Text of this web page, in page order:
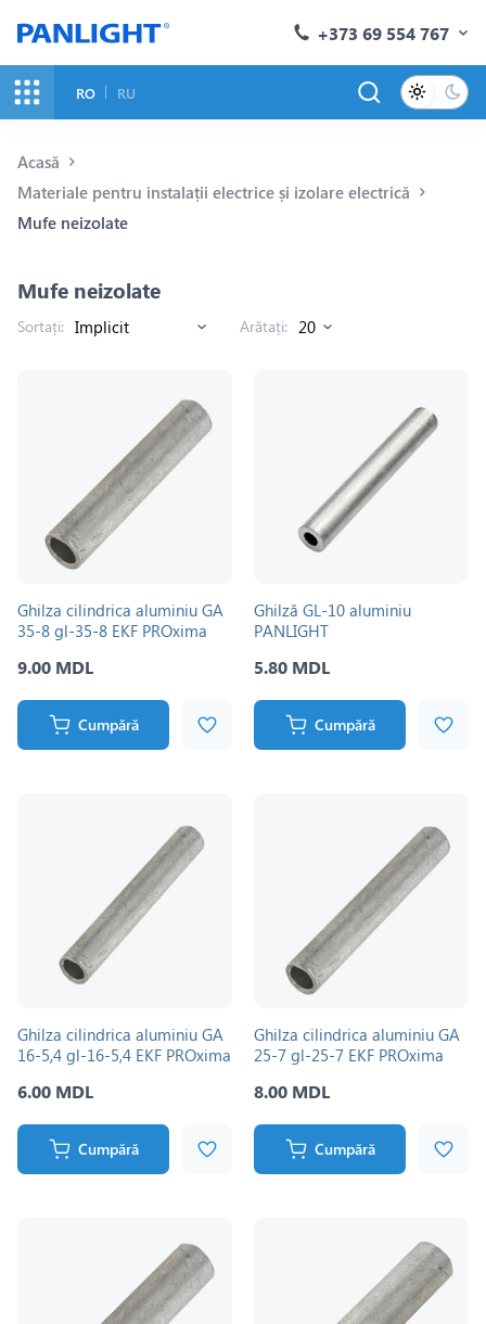
+373 69 554 767
RO RU
Acasă
Materiale pentru instalații electrice și izolare electrică
Mufe neizolate
Mufe neizolate
Sortați: Arătați:
Ghilza cilindrica aluminiu GA
35-8 gl-35-8 EKF PROxima
9.00 MDL
Cumpără
Ghilză GL-10 aluminiu
PANLIGHT
5.80 MDL
Cumpără
Ghilza cilindrica aluminiu GA
16-5,4 gl-16-5,4 EKF PROxima
6.00 MDL
Cumpără
Ghilza cilindrica aluminiu GA
25-7 gl-25-7 EKF PROxima
8.00 MDL
Cumpără